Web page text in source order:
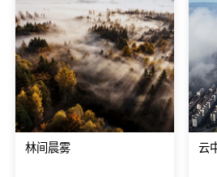
林间晨雾 云